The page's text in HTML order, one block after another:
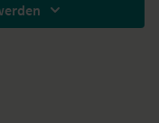
in den
und bezieht sich auf